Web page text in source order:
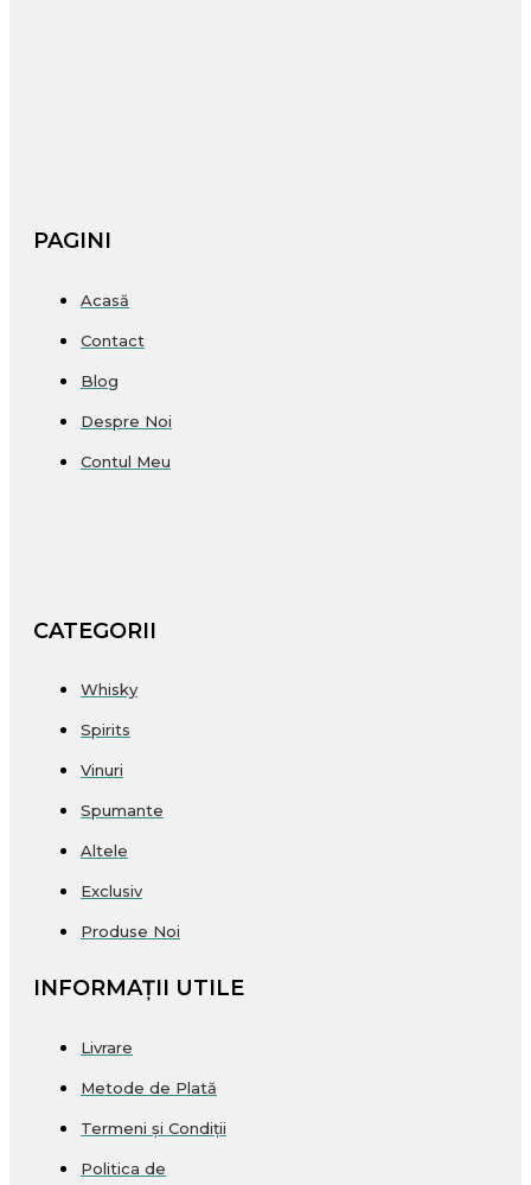
PAGINI
Acasă
Contact
Blog
Despre Noi
Contul Meu
CATEGORII
Whisky
Spirits
Vinuri
Spumante
Altele
Exclusiv
Produse Noi
INFORMAȚII UTILE
Livrare
Metode de Plată
Termeni și Condiții
Politica de